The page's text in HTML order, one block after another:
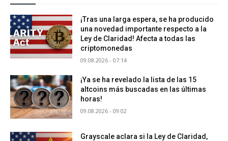
¡Tras una larga espera, se ha producido
una novedad importante respecto a la
Ley de Claridad! Afecta a todas las
criptomonedas
09.08.2026 - 07:14
¡Ya se ha revelado la lista de las 15
altcoins más buscadas en las últimas
horas!
09.08.2026 - 09:02
Grayscale aclara si la Ley de Claridad,